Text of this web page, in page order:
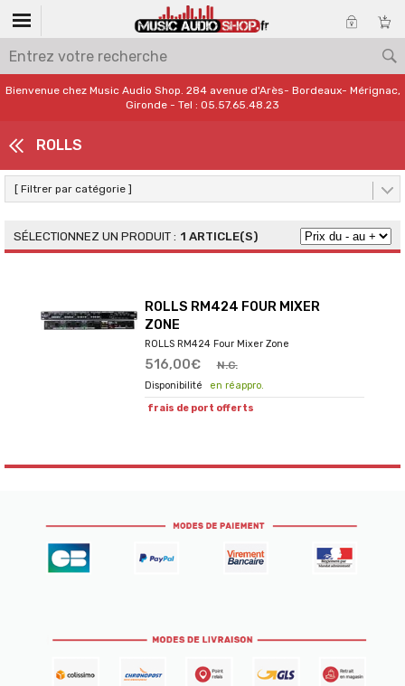
Bienvenue chez Music Audio Shop. 284 avenue d'Arès- Bordeaux- Mérignac,
Gironde - Tel : 05.57.65.48.23
ROLLS
[ Filtrer par catégorie ]
1 ARTICLE(S)
ROLLS RM424 FOUR MIXER
ZONE
ROLLS RM424 Four Mixer Zone
516,00€ N.C.
en réappro.
frais de port offerts